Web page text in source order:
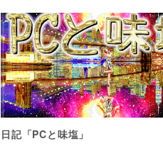
日記「PCと味塩」